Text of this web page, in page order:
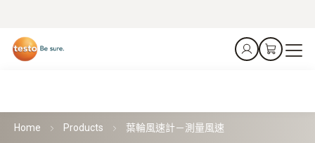
Home Products 葉輪風速計－測量風速